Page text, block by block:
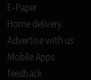
E-Paper
Home delivery
Advertise with us
Mobile Apps
feedback